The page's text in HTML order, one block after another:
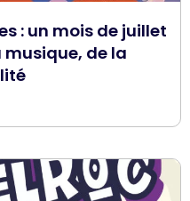
: un mois de juillet
musique, de la